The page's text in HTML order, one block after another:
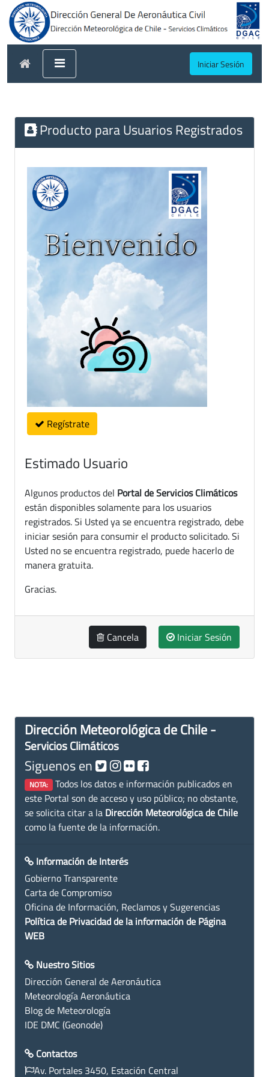
Iniciar Sesión
Producto para Usuarios Registrados
Regístrate
Estimado Usuario
Algunos productos del Portal de Servicios Climáticos
están disponibles solamente para los usuarios
registrados. Si Usted ya se encuentra registrado, debe
iniciar sesión para consumir el producto solicitado. Si
Usted no se encuentra registrado, puede hacerlo de
manera gratuita.
Gracias.
Cancela Iniciar Sesión
Dirección Meteorológica de Chile -
Servicios Climáticos
Siguenos en
NOTA: Todos los datos e información publicados en
este Portal son de acceso y uso público; no obstante,
se solicita citar a la Dirección Meteorológica de Chile
como la fuente de la información.
Información de Interés
Gobierno Transparente
Carta de Compromiso
Oficina de Información, Reclamos y Sugerencias
Política de Privacidad de la información de Página
WEB
Nuestro Sitios
Dirección General de Aeronáutica
Meteorología Aeronáutica
Blog de Meteorología
IDE DMC (Geonode)
Contactos
Av. Portales 3450, Estación Central